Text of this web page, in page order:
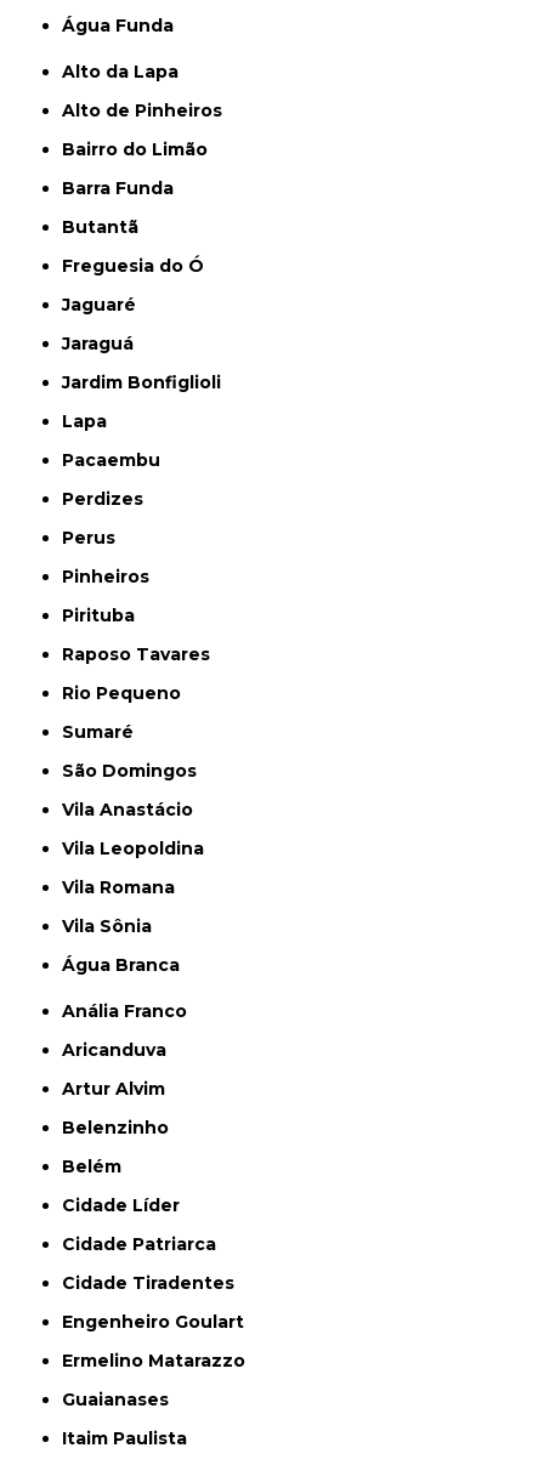
Água Funda
Alto da Lapa
Alto de Pinheiros
Bairro do Limão
Barra Funda
Butantã
Freguesia do Ó
Jaguaré
Jaraguá
Jardim Bonfiglioli
Lapa
Pacaembu
Perdizes
Perus
Pinheiros
Pirituba
Raposo Tavares
Rio Pequeno
Sumaré
São Domingos
Vila Anastácio
Vila Leopoldina
Vila Romana
Vila Sônia
Água Branca
Anália Franco
Aricanduva
Artur Alvim
Belenzinho
Belém
Cidade Líder
Cidade Patriarca
Cidade Tiradentes
Engenheiro Goulart
Ermelino Matarazzo
Guaianases
Itaim Paulista